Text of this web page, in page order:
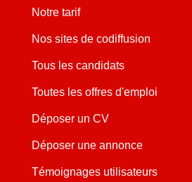
Notre tarif
Nos sites de codiffusion
Tous les candidats
Toutes les offres d'emploi
Déposer un CV
Déposer une annonce
Témoignages utilisateurs